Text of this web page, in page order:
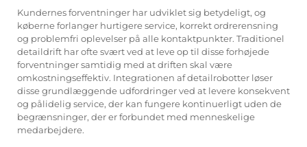
Kundernes forventninger har udviklet sig betydeligt, og
køberne forlanger hurtigere service, korrekt ordrerensning
og problemfri oplevelser på alle kontaktpunkter. Traditionel
detaildrift har ofte svært ved at leve op til disse forhøjede
forventninger samtidig med at driften skal være
omkostningseffektiv. Integrationen af detailrobotter løser
disse grundlæggende udfordringer ved at levere konsekvent
og pålidelig service, der kan fungere kontinuerligt uden de
begrænsninger, der er forbundet med menneskelige
medarbejdere.